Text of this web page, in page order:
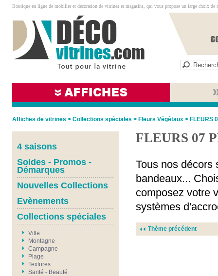
Boutique en ligne de mobilier et décoration de vitrines et magasins, qui vous propose un large choix de
Affiches de vitrines > Collections spéciales > Fleurs Végétaux > FLEURS
4 saisons
Soldes - Promos -
Démarques
Nouvelles Collections
Evènements
Collections spéciales
Ville
Montagne
Campagne
Plage
Textures
Santé - Beauté
FLEURS 07
Tous nos décors
bandeaux...
composez votre
systèmes
Thème précédent